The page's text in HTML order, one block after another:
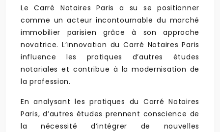
Le Carré Notaires Paris a su se positionner
comme un acteur incontournable du marché
immobilier parisien grâce à son approche
novatrice. L’innovation du Carré Notaires Paris
influence les pratiques d’autres études
notariales et contribue à la modernisation de
la profession.
En analysant les pratiques du Carré Notaires
Paris, d’autres études prennent conscience de
la nécessité d’intégrer de nouvelles